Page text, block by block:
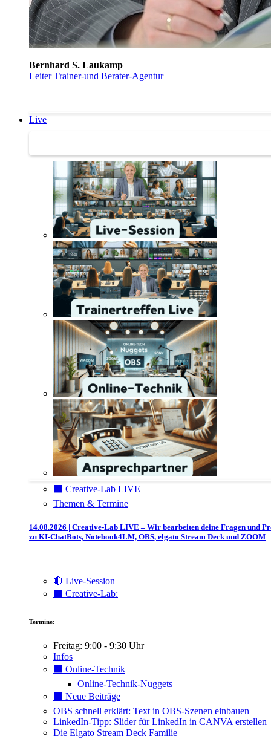
Bernhard S. Laukamp
Leiter Trainer-und Berater-Agentur
Live
⬛️ Creative-Lab LIVE
Themen & Termine
14.08.2026 | Creative-Lab LIVE – Wir bearbeiten deine Fragen und
zu KI-ChatBots, Notebook4LM, OBS, elgato Stream Deck und ZOOM
🔴 Live-Session
⬛️ Creative-Lab:
Termine:
Freitag: 9:00 - 9:30 Uhr
Infos
⬛️ Online-Technik
Online-Technik-Nuggets
⬛️ Neue Beiträge
OBS schnell erklärt: Text in OBS-Szenen einbauen
LinkedIn-Tipp: Slider für LinkedIn in CANVA erstellen
Die Elgato Stream Deck Familie